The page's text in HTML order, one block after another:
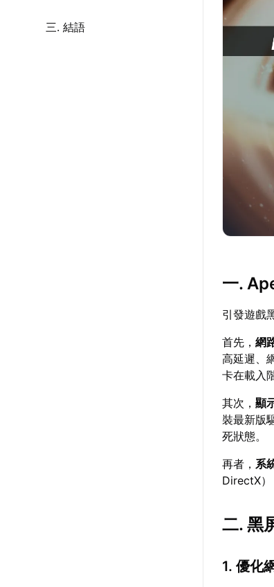
三. 結語
一.
引發遊戲
首先，網
高延遲、
卡在載入
其次，顯
裝最新版
死狀態。
再者， 系
DirectX）
二. 黑
1. 優化